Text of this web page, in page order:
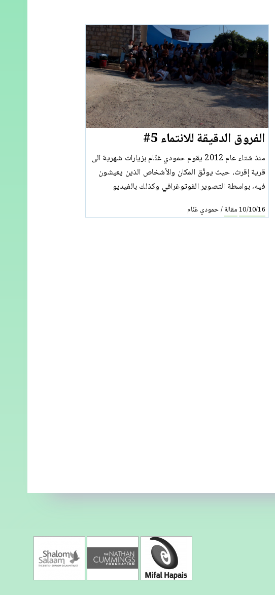
الفروق الدقيقة للانتماء 5#
منذ شتاء عام 2012 يقوم حمودي غنّام بزيارات شهرية الى
قرية إقرث، حيث يوثّق المكان والأشخاص الذين يعيشون
فيه، بواسطة التصوير الفوتوغرافي وكذلك بالفيديو
10/10/16مقالة/حمودي غنّام